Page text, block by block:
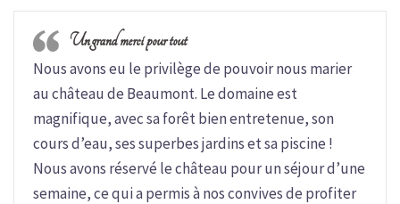
Un grand merci pour tout
Nous avons eu le privilège de pouvoir nous marier
au château de Beaumont. Le domaine est
magnifique, avec sa forêt bien entretenue, son
cours d’eau, ses superbes jardins et sa piscine !
Nous avons réservé le château pour un séjour d’une
semaine, ce qui a permis à nos convives de profiter